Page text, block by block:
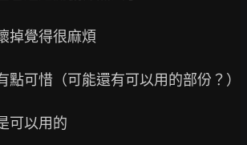
掉覺得很麻煩
點可惜（可能還有可以用的部份？）
可以用的